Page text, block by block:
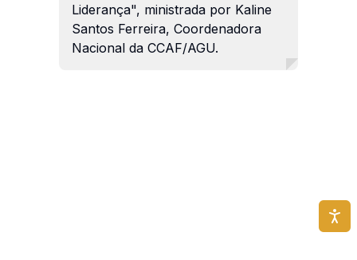
Liderança", ministrada por Kaline
Santos Ferreira, Coordenadora
Nacional da CCAF/AGU.